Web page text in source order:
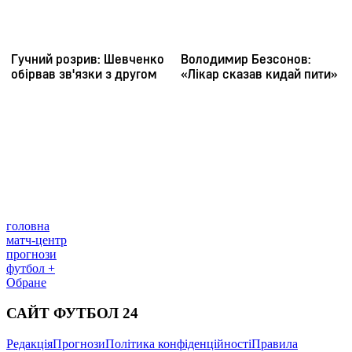
головна
матч-центр
прогнози
футбол +
Обране
САЙТ ФУТБОЛ 24
РедакціяПрогнозиПолітика конфіденційностіПравила